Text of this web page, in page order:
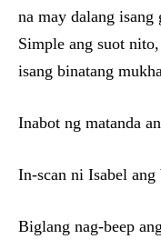
na may dalang
Simple ang suot
isang binatang
Inabot ng matanda
In-scan ni Isabel ang
Biglang nag-beep